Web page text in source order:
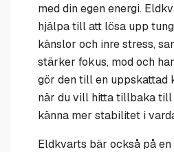
med din egen energi.
hjälpa till att lösa upp
känslor och inre stress,
stärker fokus, mod och
gör den till en uppskattad
när du vill hitta tillbaka
känna mer stabilitet i
Eldkvarts bär också på